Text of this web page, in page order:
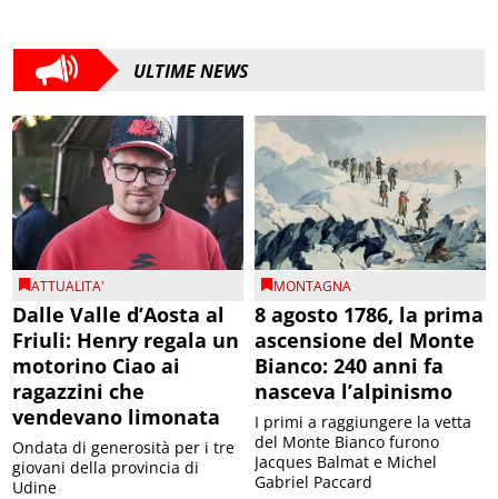
ULTIME NEWS
ATTUALITA'
Dalle Valle d’Aosta al
Friuli: Henry regala un
motorino Ciao ai
ragazzini che
vendevano limonata
Ondata di generosità per i tre
giovani della provincia di
Udine
MONTAGNA
8 agosto 1786, la prima
ascensione del Monte
Bianco: 240 anni fa
nasceva l’alpinismo
I primi a raggiungere la vetta
del Monte Bianco furono
Jacques Balmat e Michel
Gabriel Paccard